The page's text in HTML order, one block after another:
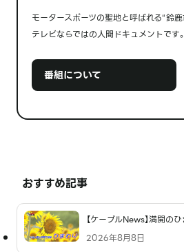
モータースポーツの聖地と呼ばれる“鈴
テレビならではの人間ドキュメントです。
番組について
おすすめ記事
【ケーブルNews】満開の
2026年8月8日